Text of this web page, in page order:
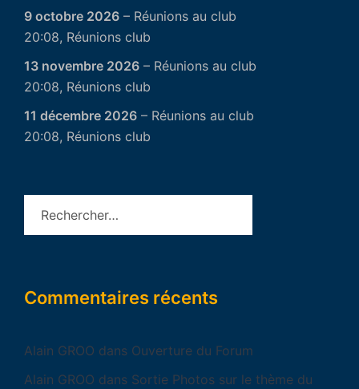
9 octobre 2026 – Réunions au club
20:08, Réunions club
13 novembre 2026 – Réunions au club
20:08, Réunions club
11 décembre 2026 – Réunions au club
20:08, Réunions club
Commentaires récents
Alain GROO dans Ouverture du Forum
Alain GROO dans Sortie Photos sur le thème du